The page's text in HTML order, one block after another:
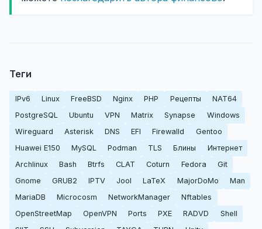
Теги
IPv6 Linux FreeBSD Nginx PHP Рецепты
NAT64
PostgreSQL
Ubuntu VPN Matrix Synapse
Windows
Wireguard
Asterisk DNS EFI Firewalld
Gentoo
Huawei E150
MySQL Podman TLS Блины
Интернет
Archlinux
Bash Btrfs CLAT Coturn Fedora
Git
Gnome
GRUB2 IPTV Jool LaTeX MajorDoMo
Man
MariaDB
Microcosm NetworkManager
Nftables
OpenStreetMap
OpenVPN Ports PXE RADVD
Shell